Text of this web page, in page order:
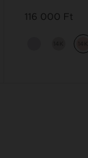
116 000 Ft